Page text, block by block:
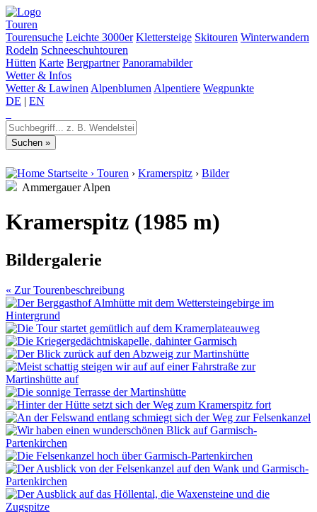
Touren
Tourensuche Leichte 3000er Klettersteige Skitouren Winterwandern
Rodeln Schneeschuhtouren
Hütten Karte Bergpartner Panoramabilder
Wetter & Infos
Wetter & Lawinen Alpenblumen Alpentiere Wegpunkte
DE | EN
Startseite › Touren › Kramerspitz › Bilder
Ammergauer Alpen
Kramerspitz (1985 m)
Bildergalerie
« Zur Tourenbeschreibung